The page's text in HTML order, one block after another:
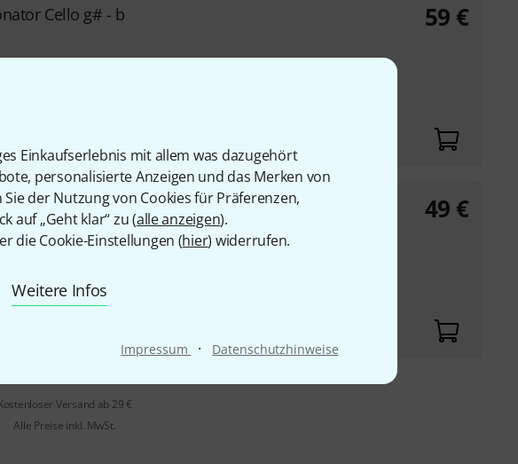
Einkaufserlebnis mit allem was dazugehört
personalisierte Anzeigen und das Merken von
der Nutzung von Cookies für Präferenzen,
auf „Geht klar“ zu (alle anzeigen).
die Cookie-Einstellungen (hier) widerrufen.
Weitere Infos
Impressum · Datenschutzhinweise
Cello g# - b
Anleitung
59 €
Cello a - b
Anleitung
49 €
Versand ab 29 €
Alle Preise inkl. MwSt.